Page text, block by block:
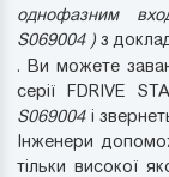
однофазним
S069004 ) з
. Ви можете
серії FDRIVE
S069004і
Інженери
тільки високої